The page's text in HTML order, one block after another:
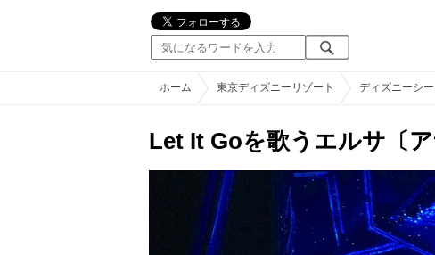
ホーム 東京ディズニーリゾート ディズニーシー
Let It Goを歌うエルサ〔